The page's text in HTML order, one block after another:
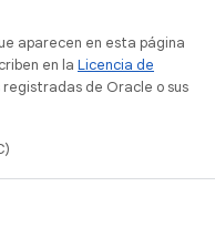
aparecen en esta página
en la Licencia de
registradas de Oracle o sus